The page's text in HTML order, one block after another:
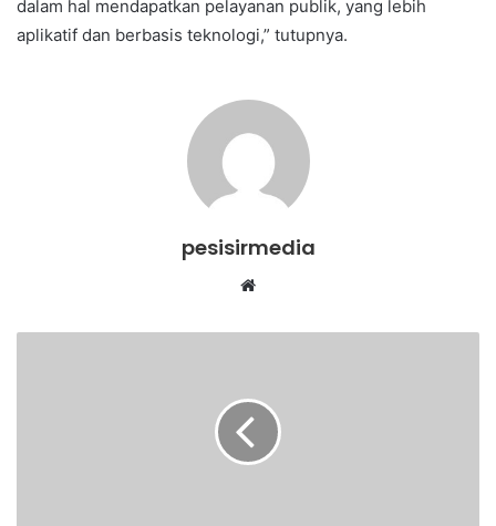
dalam hal mendapatkan pelayanan publik, yang lebih
aplikatif dan berbasis teknologi,” tutupnya.
pesisirmedia
Website